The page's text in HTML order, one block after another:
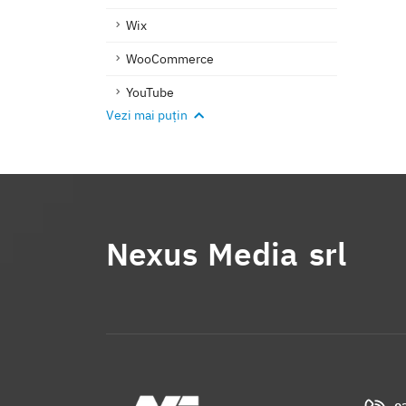
Wix
WooCommerce
YouTube
Vezi mai puțin
Nexus Media srl